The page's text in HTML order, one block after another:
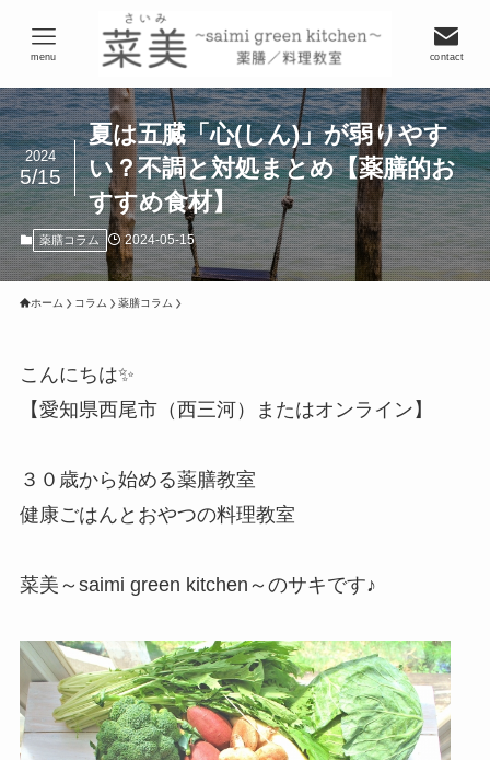
contact
menu
夏は五臓「心(しん)」が弱りやす
い？不調と対処まとめ【薬膳的お
すすめ食材】
2024
5/15
薬膳コラム 2024-05-15
ホーム コラム 薬膳コラム
こんにちは✨
【愛知県西尾市（西三河）またはオンライン】
３０歳から始める薬膳教室
健康ごはんとおやつの料理教室
菜美～saimi green kitchen～のサキです♪